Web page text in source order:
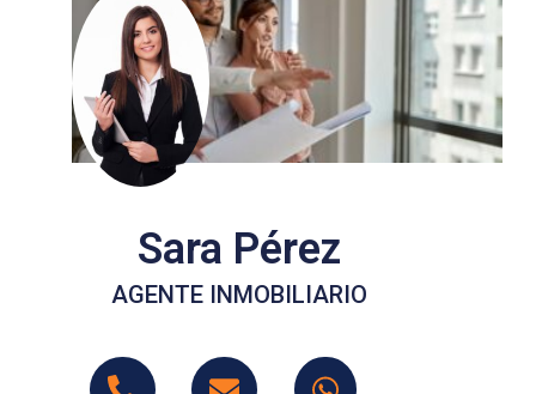
Sara Pérez
AGENTE INMOBILIARIO